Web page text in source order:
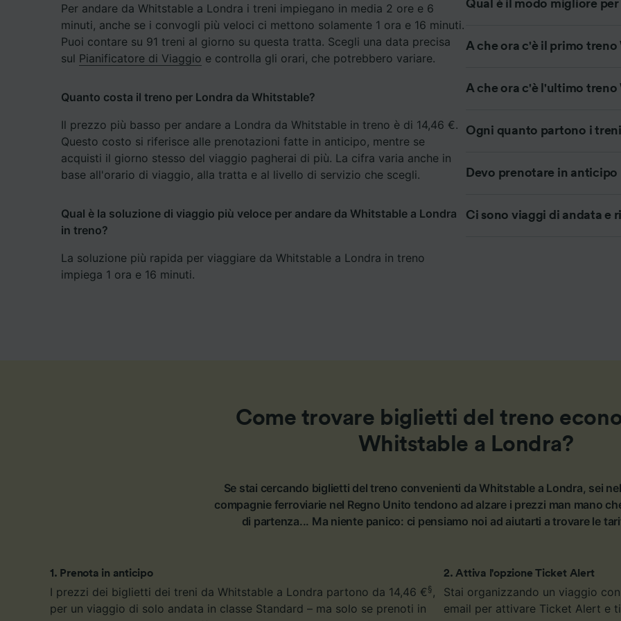
Per andare da Whitstable a Londra i treni impiegano in media 2 ore e 6
minuti, anche se i convogli più veloci ci mettono solamente 1 ora e 16 minuti.
Puoi contare su 91 treni al giorno su questa tratta. Scegli una data precisa
sul Pianificatore di Viaggio e controlla gli orari, che potrebbero variare.
Quanto costa il treno per Londra da Whitstable?
Il prezzo più basso per andare a Londra da Whitstable in treno è di 14,46 €.
Questo costo si riferisce alle prenotazioni fatte in anticipo, mentre se
acquisti il giorno stesso del viaggio pagherai di più. La cifra varia anche in
base all'orario di viaggio, alla tratta e al livello di servizio che scegli.
Qual è la soluzione di viaggio più veloce per andare da Whitstable a Londra
in treno?
La soluzione più rapida per viaggiare da Whitstable a Londra in treno
impiega 1 ora e 16 minuti.
Qual è il modo migliore
A che ora c'è il primo
A che ora c'è l'ultimo
Ogni quanto partono i
Devo prenotare in
Ci sono viaggi di andata e
Come trovare biglietti del treno
Whitstable a Londra?
Se stai cercando biglietti del treno convenienti da Whitstable a Londra, sei
compagnie ferroviarie nel Regno Unito tendono ad alzare i prezzi man mano
di partenza... Ma niente panico: ci pensiamo noi ad aiutarti a trovare le
1 . Prenota in anticipo
I prezzi dei biglietti dei treni da Whitstable a Londra partono da 14,46 €§ ,
per un viaggio di solo andata in classe Standard – ma solo se prenoti in
2. Attiva l'opzione Ticket Alert
Stai organizzando un viaggio
email per attivare Ticket Alert e
Elenco dei partner (fornitori)